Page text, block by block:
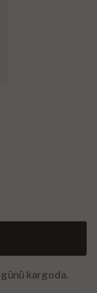
kargoda.